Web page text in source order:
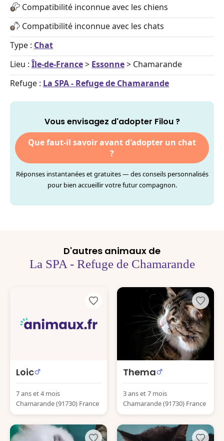
Compatibilité inconnue avec les chiens
Compatibilité inconnue avec les chats
Type : Chat
Lieu : Île-de-France> Essonne> Chamarande
Refuge : La SPA - Refuge de Chamarande
Vous envisagez d'adopter Filou ?
Que faut-il savoir avant d'adopter un chat
?
Réponses instantanées et gratuites — des conseils personnalisés
pour bien accueillir votre futur compagnon.
D'autres animaux de
La SPA - Refuge de Chamarande
Loic
7 ans et 4 mois
Chamarande (91730) France
Thema
3 ans et 7 mois
Chamarande (91730) France